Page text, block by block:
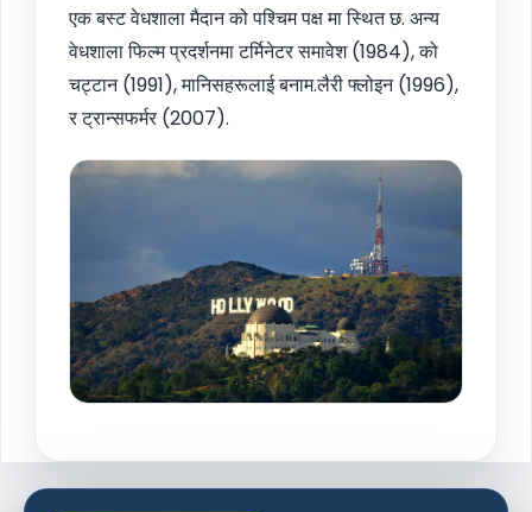
एक बस्ट वेधशाला मैदान को पश्चिम पक्ष मा स्थित छ. अन्य
वेधशाला फिल्म प्रदर्शनमा टर्मिनेटर समावेश (1984), को
चट्टान (1991), मानिसहरूलाई बनाम.लैरी फ्लोइन (1996),
र ट्रान्सफर्मर (2007).